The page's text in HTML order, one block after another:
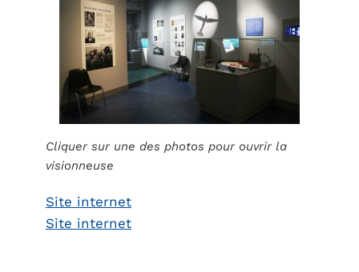
Cliquer sur une des photos pour ouvrir la
visionneuse
Site internet
Site internet